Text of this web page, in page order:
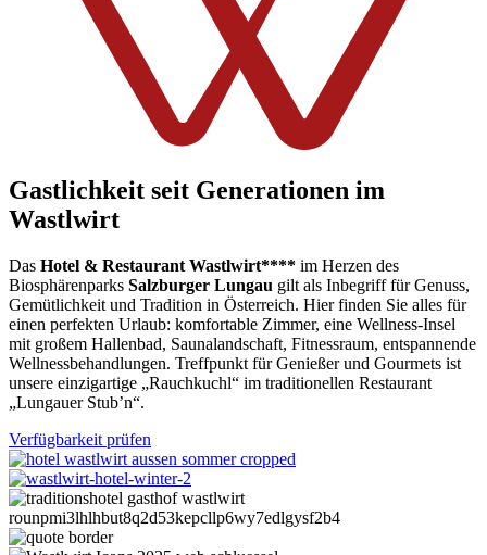
Gastlichkeit seit Generationen im
Wastlwirt
Das Hotel & Restaurant Wastlwirt**** im Herzen des
Biosphärenparks Salzburger Lungau gilt als Inbegriff für Genuss,
Gemütlichkeit und Tradition in Österreich. Hier finden Sie alles für
einen perfekten Urlaub: komfortable Zimmer, eine Wellness-Insel
mit großem Hallenbad, Saunalandschaft, Fitnessraum, entspannende
Wellnessbehandlungen. Treffpunkt für Genießer und Gourmets ist
unsere einzigartige „Rauchkuchl“ im traditionellen Restaurant
„Lungauer Stub’n“.
Verfügbarkeit prüfen